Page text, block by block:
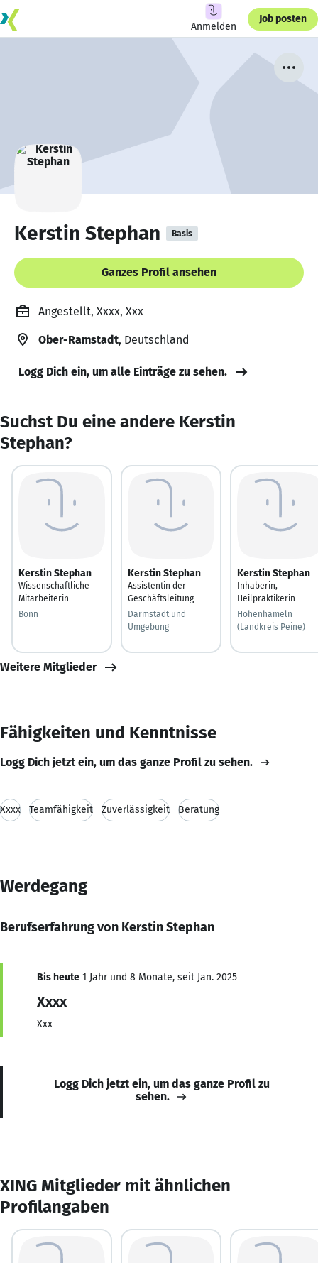
Anmelden
Job posten
Kerstin Stephan Basis
Ganzes Profil ansehen
Angestellt, Xxxx, Xxx
Ober-Ramstadt, Deutschland
Logg Dich ein, um alle Einträge zu sehen.
Suchst Du eine andere Kerstin
Stephan?
Kerstin Stephan
Wissenschaftliche
Mitarbeiterin
Bonn
Kerstin Stephan
Assistentin der
Geschäftsleitung
Darmstadt und
Umgebung
Kerstin Stephan
Inhaberin,
Heilpraktikerin
Hohenhameln
(Landkreis Peine)
Weitere Mitglieder
Fähigkeiten und Kenntnisse
Logg Dich jetzt ein, um das ganze Profil zu sehen.
Xxxx Teamfähigkeit Zuverlässigkeit Beratung
Werdegang
Berufserfahrung von Kerstin Stephan
Bis heute 1 Jahr und 8 Monate, seit Jan. 2025
Xxxx
Xxx
Logg Dich jetzt ein, um das ganze Profil zu
sehen.
XING Mitglieder mit ähnlichen
Profilangaben